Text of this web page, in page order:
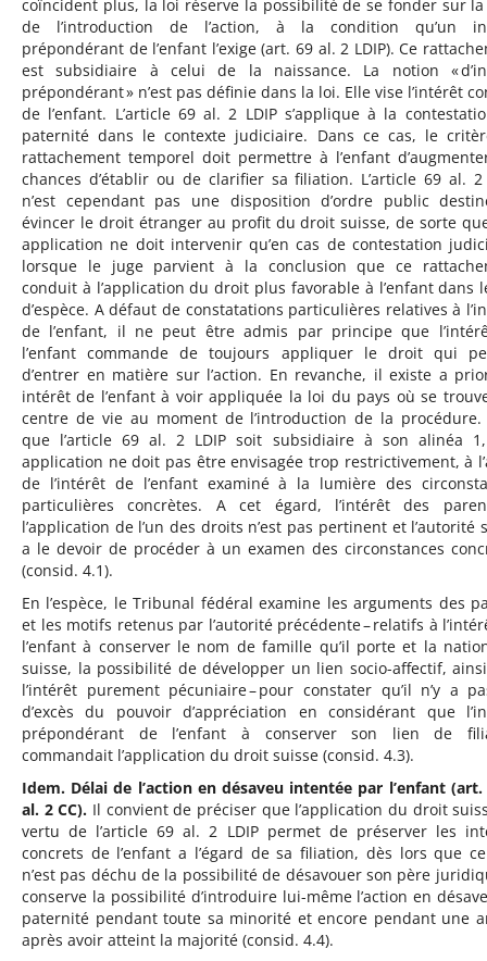
coïncident plus, la loi réserve la possibilité de se fonder sur
de l’introduction de l’action, à la condition qu’un
prépondérant de l’enfant l’exige (art. 69 al. 2 LDIP). Ce
est subsidiaire à celui de la naissance. La notion «
prépondérant » n’est pas définie dans la loi. Elle vise l’intérêt
de l’enfant. L’article 69 al. 2 LDIP s’applique à la
paternité dans le contexte judiciaire. Dans ce cas, le
rattachement temporel doit permettre à l’enfant
chances d’établir ou de clarifier sa filiation. L’article 69 al. 2
n’est cependant pas une disposition d’ordre public
évincer le droit étranger au profit du droit suisse, de sorte
application ne doit intervenir qu’en cas de contestation
lorsque le juge parvient à la conclusion que ce
conduit à l’application du droit plus favorable à l’enfant dans
d’espèce. A défaut de constatations particulières relatives à
de l’enfant, il ne peut être admis par principe que
l’enfant commande de toujours appliquer le droit qui
d’entrer en matière sur l’action. En revanche, il existe a
intérêt de l’enfant à voir appliquée la loi du pays où se
centre de vie au moment de l’introduction de la procédure.
que l’article 69 al. 2 LDIP soit subsidiaire à son alinéa
application ne doit pas être envisagée trop restrictivement, à
de l’intérêt de l’enfant examiné à la lumière des
particulières concrètes. A cet égard, l’intérêt des
l’application de l’un des droits n’est pas pertinent et l’autorité
a le devoir de procéder à un examen des circonstances
(consid. 4.1).
En l’espèce, le Tribunal fédéral examine les arguments des
et les motifs retenus par l’autorité précédente – relatifs à
l’enfant à conserver le nom de famille qu’il porte et la
suisse, la possibilité de développer un lien socio-affectif,
l’intérêt purement pécuniaire – pour constater qu’il n’y a
d’excès du pouvoir d’appréciation en considérant que
prépondérant de l’enfant à conserver son lien de
commandait l’application du droit suisse (consid. 4.3).
Idem. Délai de l’action en désaveu intentée par l’enfant (art.
al. 2 CC). Il convient de préciser que l’application du droit
vertu de l’article 69 al. 2 LDIP permet de préserver les
concrets de l’enfant a l’égard de sa filiation, dès lors que
n’est pas déchu de la possibilité de désavouer son père
conserve la possibilité d’introduire lui-même l’action en
paternité pendant toute sa minorité et encore pendant une
après avoir atteint la majorité (consid. 4.4).